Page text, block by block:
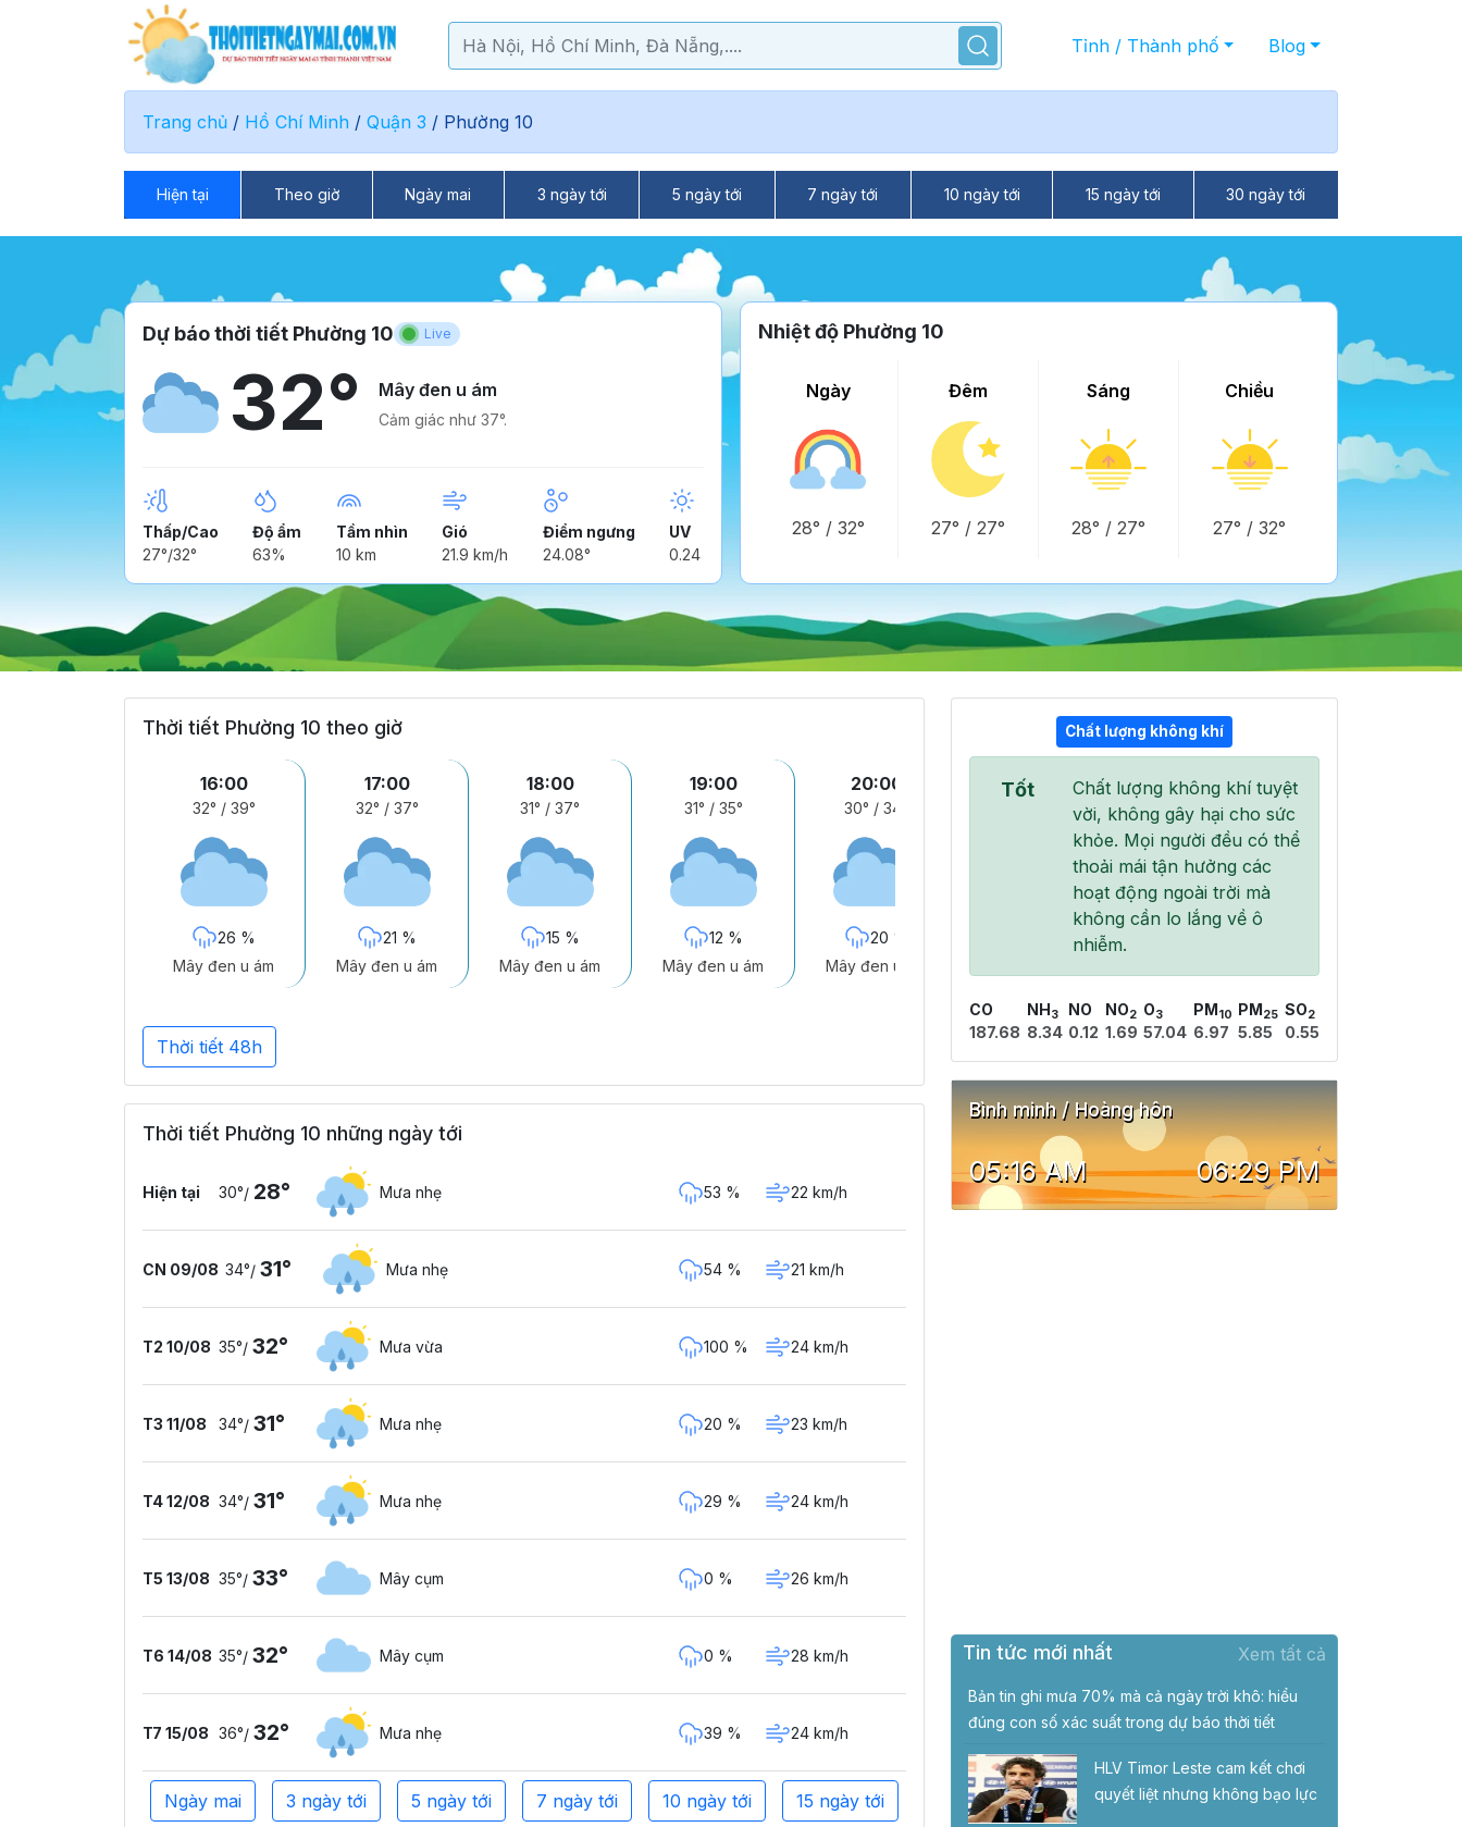
Tỉnh / Thành phố Blog
Trang chủ / Hồ Chí Minh / Quận 3 / Phường 10
Hiện tại Theo giờ Ngày mai 3 ngày tới 5 ngày tới 7 ngày tới 10 ngày tới 15 ngày tới 30 ngày tới
Dự báo thời tiết Phường 10 Live
32° Mây đen u ám
Cảm giác như 37°.
Thấp/Cao
27°/32°
Độ ẩm
63%
Tầm nhìn
10 km
Gió
21.9 km/h
Điểm ngưng
24.08°
UV
0.24
Nhiệt độ Phường 10
Ngày
28° / 32°
Đêm
27° / 27°
Sáng
28° / 27°
Chiều
27° / 32°
Thời tiết Phường 10 theo giờ
16:00
32° / 39°
26 %
Mây đen u ám
17:00
32° / 37°
21 %
Mây đen u ám
18:00
31° / 37°
15 %
Mây đen u ám
19:00
31° / 35°
12 %
Mây đen u ám
20:00
30° / 34°
20 %
Mây đen u ám
21:00 22:00
28° /30°
Thời tiết 48h
Thời tiết Phường 10 những ngày tới
Hiện tại 30°/ 28° Mưa nhẹ 53 % 22 km/h
CN 09/08 34°/ 31° Mưa nhẹ 54 % 21 km/h
T2 10/08 35°/ 32° Mưa vừa 100 % 24 km/h
T3 11/08 34°/ 31° Mưa nhẹ 20 % 23 km/h
T4 12/08 34°/ 31° Mưa nhẹ 29 % 24 km/h
T5 13/08 35°/ 33° Mây cụm 0 % 26 km/h
T6 14/08 35°/ 32° Mây cụm 0 % 28 km/h
T7 15/08 36°/ 32° Mưa nhẹ 39 % 24 km/h
Ngày mai 3 ngày tới 5 ngày tới 7 ngày tới 10 ngày tới 15 ngày tới
Chất lượng không khí
Tốt
Chất lượng không khí tuyệt
vời, không gây hại cho sức
khỏe. Mọi người đều có thể
thoải mái tận hưởng các
hoạt động ngoài trời mà
không cần lo lắng về ô
nhiễm.
CO
187.68
NH 3
8.34
NO
0.12
NO2
1.69
O3
57.04
PM 10
6.97
PM 25
5.85
SO2
0.55
Bình minh / Hoàng hôn
05:16 AM 06:29 PM
Tin tức mới nhất Xem tất cả
Bản tin ghi mưa 70% mà cả ngày trời khô: hiểu
đúng con số xác suất trong dự báo thời tiết
HLV Timor Leste cam kết chơi
quyết liệt nhưng không bạo lực